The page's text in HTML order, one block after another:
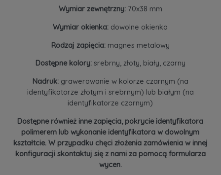
Wymiar zewnętrzny:70x38 mm
Wymiar okienka: dowolne okienko
Rodzaj zapięcia:magnes metalowy
Dostępne kolory:srebrny, złoty, biały, czarny
Nadruk:grawerowanie w kolorze czarnym (na
identyfikatorze złotym i srebrnym) lub białym (na
identyfikatorze czarnym)
Dostępne również inne zapięcia, pokrycie identyfikatora
polimerem lub wykonanie identyfikatora w dowolnym
kształtcie. W przypadku chęci złożenia zamówienia w innej
konfiguracji skontaktuj się z nami za pomocą formularza
wycen.